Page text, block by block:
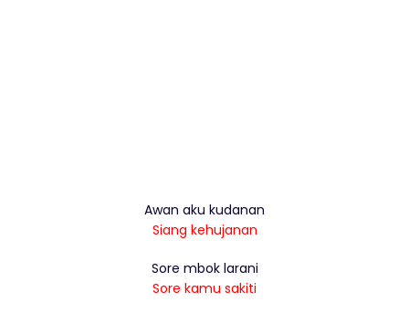
Awan aku kudanan
Siang kehujanan
Sore mbok larani
Sore kamu sakiti